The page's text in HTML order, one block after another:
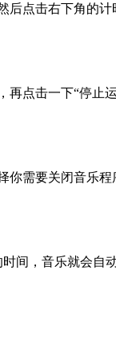
后点击右下角的
再点击一下“停止
你需要关闭音乐
间，音乐就会自